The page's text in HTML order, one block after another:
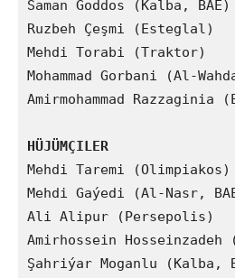
Saman Goddos (Kalba, BAE)
Ruzbeh Çeşmi (Esteglal)
Mehdi Torabi (Traktor)
Mohammad Gorbani (Al-
Amirmohammad Razzaginia
HÜJÜMÇILER
Mehdi Taremi (Olimpiakos)
Mehdi Gaýedi (Al-Nasr,
Ali Alipur (Persepolis)
Amirhossein
Şahriýar Moganlu (Kalba,